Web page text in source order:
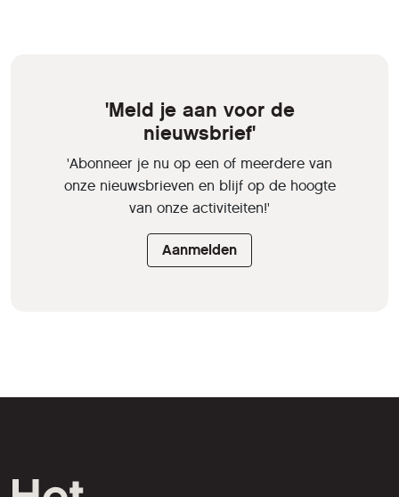
'Meld je aan voor de
nieuwsbrief'
'Abonneer je nu op een of meerdere van
onze nieuwsbrieven en blijf op de hoogte
van onze activiteiten!'
Aanmelden